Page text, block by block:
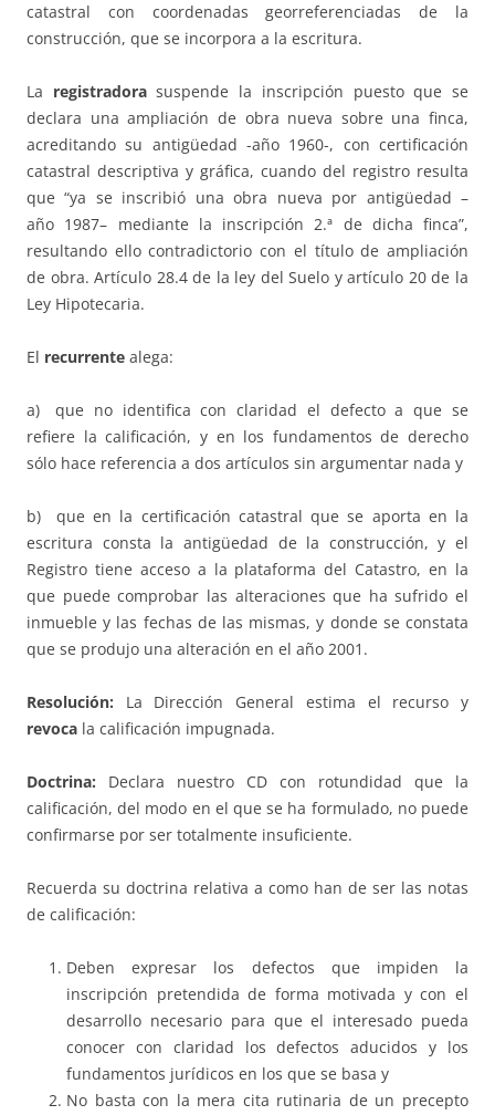
catastral con coordenadas georreferenciadas de la
construcción, que se incorpora a la escritura.
La registradorasuspende la inscripción puesto que se
declara una ampliación de obra nueva sobre una finca,
acreditando su antigüedad -año 1960-, con certificación
catastral descriptiva y gráfica, cuando del registro resulta
que “ya se inscribió una obra nueva por antigüedad –
año 1987– mediante la inscripción 2.ª de dicha finca”,
resultando ello contradictorio con el título de ampliación
de obra. Artículo 28.4 de la ley del Suelo y artículo 20 de la
Ley Hipotecaria.
El recurrente alega:
a) que no identifica con claridad el defecto a que se
refiere la calificación, y en los fundamentos de derecho
sólo hace referencia a dos artículos sin argumentar nada y
b) que en la certificación catastral que se aporta en la
escritura consta la antigüedad de la construcción, y el
Registro tiene acceso a la plataforma del Catastro, en la
que puede comprobar las alteraciones que ha sufrido el
inmueble y las fechas de las mismas, y donde se constata
que se produjo una alteración en el año 2001.
Resolución: La Dirección General estima el recurso y
revoca la calificación impugnada.
Doctrina: Declara nuestro CD con rotundidad que la
calificación, del modo en el que se ha formulado, no puede
confirmarse por ser totalmente insuficiente.
Recuerda su doctrina relativa a como han de ser las notas
de calificación:
Deben expresar los defectos que impiden la
inscripción pretendida de forma motivada y con el
desarrollo necesario para que el interesado pueda
conocer con claridad los defectos aducidos y los
fundamentos jurídicos en los que se basa y
No basta con la mera cita rutinaria de un precepto